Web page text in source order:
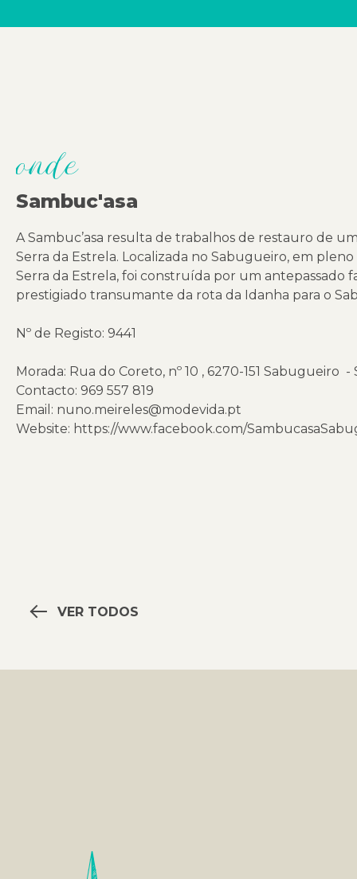
onde
Sambuc'asa
A Sambuc’asa resulta de trabalhos de restauro de
Serra da Estrela. Localizada no Sabugueiro, em
Serra da Estrela, foi construída por um antepassado
prestigiado transumante da rota da Idanha para o
Nº de Registo: 9441
Morada: Rua do Coreto, nº 10 , 6270-151 Sabugueiro -
Contacto: 969 557 819
Email: nuno.meireles@modevida.pt
Website: https://www.facebook.com/
VER TODOS